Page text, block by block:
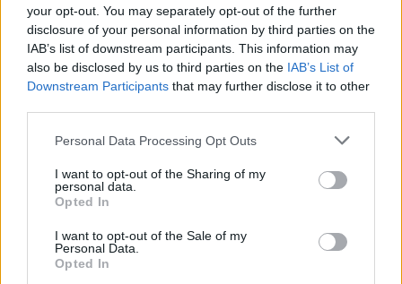
your opt-out. You may separately opt-out of the further
disclosure of your personal information by third parties on the
IAB’s list of downstream participants. This information may
also be disclosed by us to third parties on the IAB’s List of
Downstream Participants that may further disclose it to other
Please note that this website/app uses one or more Google
not limited to your visit or usage behaviour. You may click to
grant or deny consent to Google and its third-party tags to
use your data for below specified purposes in below Google
consent section.
Personal Data Processing Opt Outs
I want to opt-out of the Sharing of my
personal data.
Opted In
I want to opt-out of the Sale of my
Personal Data.
Opted In
Share:
Ακολουθήστε το Νewsit.gr στοGoogle Newsκαι
ενημερωθείτε πρώτοι για όλη την ειδησεογραφία και τα
τελευταία νέατης ημέρας
Πιο δημοφιλή
Έφυγαν οι συνεργάτες, μένει η Μαρία
Καρυστιανού - Η επόμενη μέρα για την
«Ελπίδα για τη Δημοκρατία»